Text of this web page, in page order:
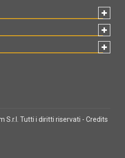
S.r.l. Tutti i diritti riservati - Credits